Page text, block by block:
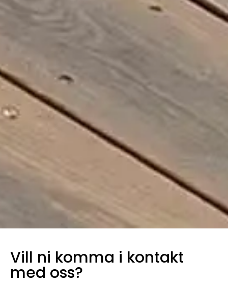
Vill ni komma i kontakt
med oss?